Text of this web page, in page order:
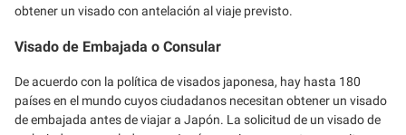
obtener un visado con antelación al viaje previsto.
Visado de Embajada o Consular
De acuerdo con la política de visados japonesa, hay hasta 180
países en el mundo cuyos ciudadanos necesitan obtener un visado
de embajada antes de viajar a Japón. La solicitud de un visado de